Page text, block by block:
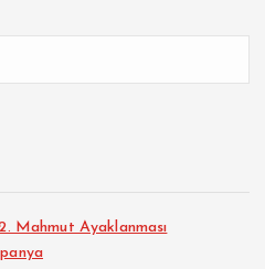
Mahmut Ayaklanması